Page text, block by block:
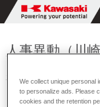
人事異動（川
2003年09月30日
We collect unique personal
to personalize ads. Please
cookies and the retention